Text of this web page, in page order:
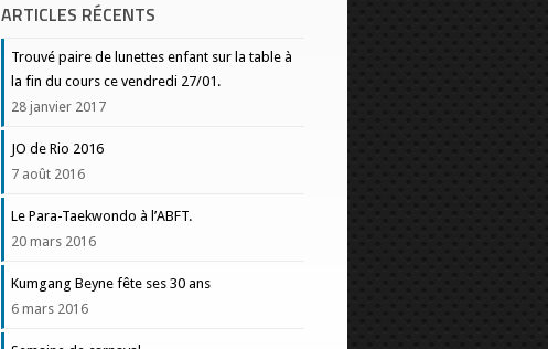
ARTICLES RÉCENTS
Trouvé paire de lunettes enfant sur la table à
la fin du cours ce vendredi 27/01.
28 janvier 2017
JO de Rio 2016
7 août 2016
Le Para-Taekwondo à l’ABFT.
20 mars 2016
Kumgang Beyne fête ses 30 ans
6 mars 2016